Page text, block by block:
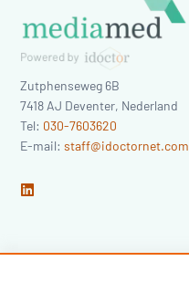
Zutphenseweg 6B
7418 AJ Deventer, Nederland
Tel: 030-7603620
E-mail:staff@idoctornet.com